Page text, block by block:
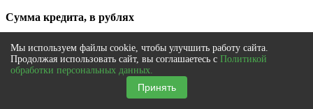
Сумма кредита, в рублях
На 1 500 000
На 10 000
На 100 000
Мы используем файлы cookie, чтобы улучшить работу сайта.
Продолжая использовать сайт, вы соглашаетесь с Политикой
обработки персональных данных.
Принять